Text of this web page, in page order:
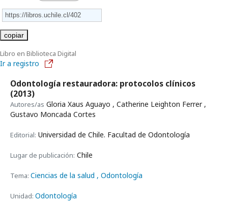
copiar
Libro en Biblioteca Digital
Ir a registro
Odontología restauradora: protocolos clínicos
(2013)
Autores/as Gloria Xaus Aguayo , Catherine Leighton Ferrer ,
Gustavo Moncada Cortes
Editorial: Universidad de Chile. Facultad de Odontología
Lugar de publicación: Chile
Tema: Ciencias de la salud , Odontología
Unidad: Odontología